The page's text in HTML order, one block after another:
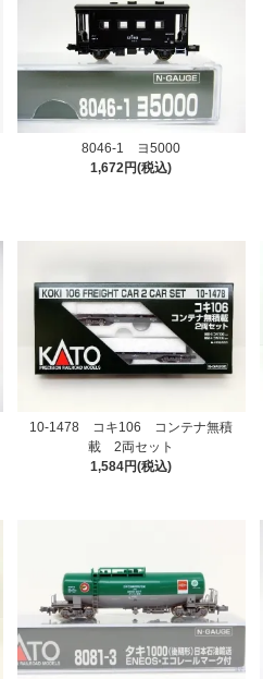
8046-1 ヨ5000
1,672円(税込)
10-1478 コキ106 コンテナ無積
載 2両セット
1,584円(税込)